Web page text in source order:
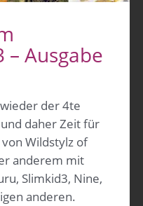
– Ausgabe
der 4te
daher Zeit für
Wildstylz of
anderem mit
Slimkid3, Nine,
anderen.